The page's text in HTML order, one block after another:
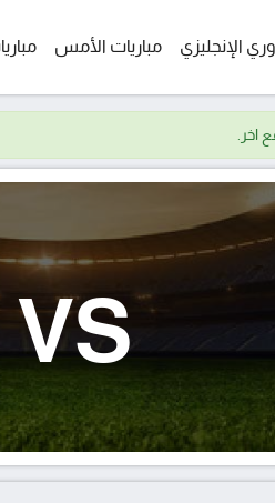
الإنجليزي مباريات الأمس
VS